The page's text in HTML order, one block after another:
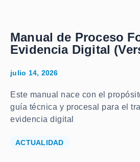
Manual de Proceso
Evidencia Digital
julio 14, 2026
Este manual nace con el
guía técnica y procesal para el
evidencia digital
ACTUALIDAD